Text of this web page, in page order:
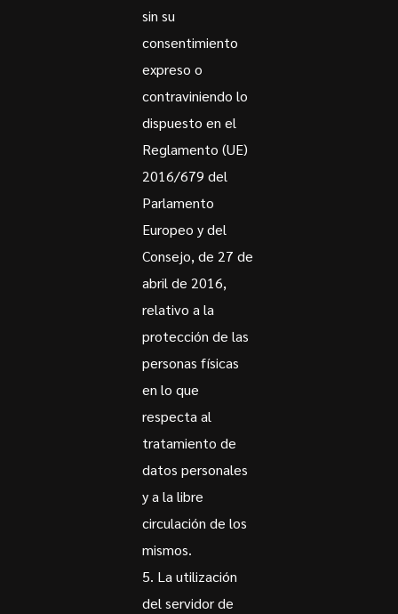
sin su
consentimiento
expreso o
contraviniendo lo
dispuesto en el
Reglamento (UE)
2016/679 del
Parlamento
Europeo y del
Consejo, de 27 de
abril de 2016,
relativo a la
protección de las
personas físicas
en lo que
respecta al
tratamiento de
datos personales
y a la libre
circulación de los
mismos.
La utilización
del servidor de